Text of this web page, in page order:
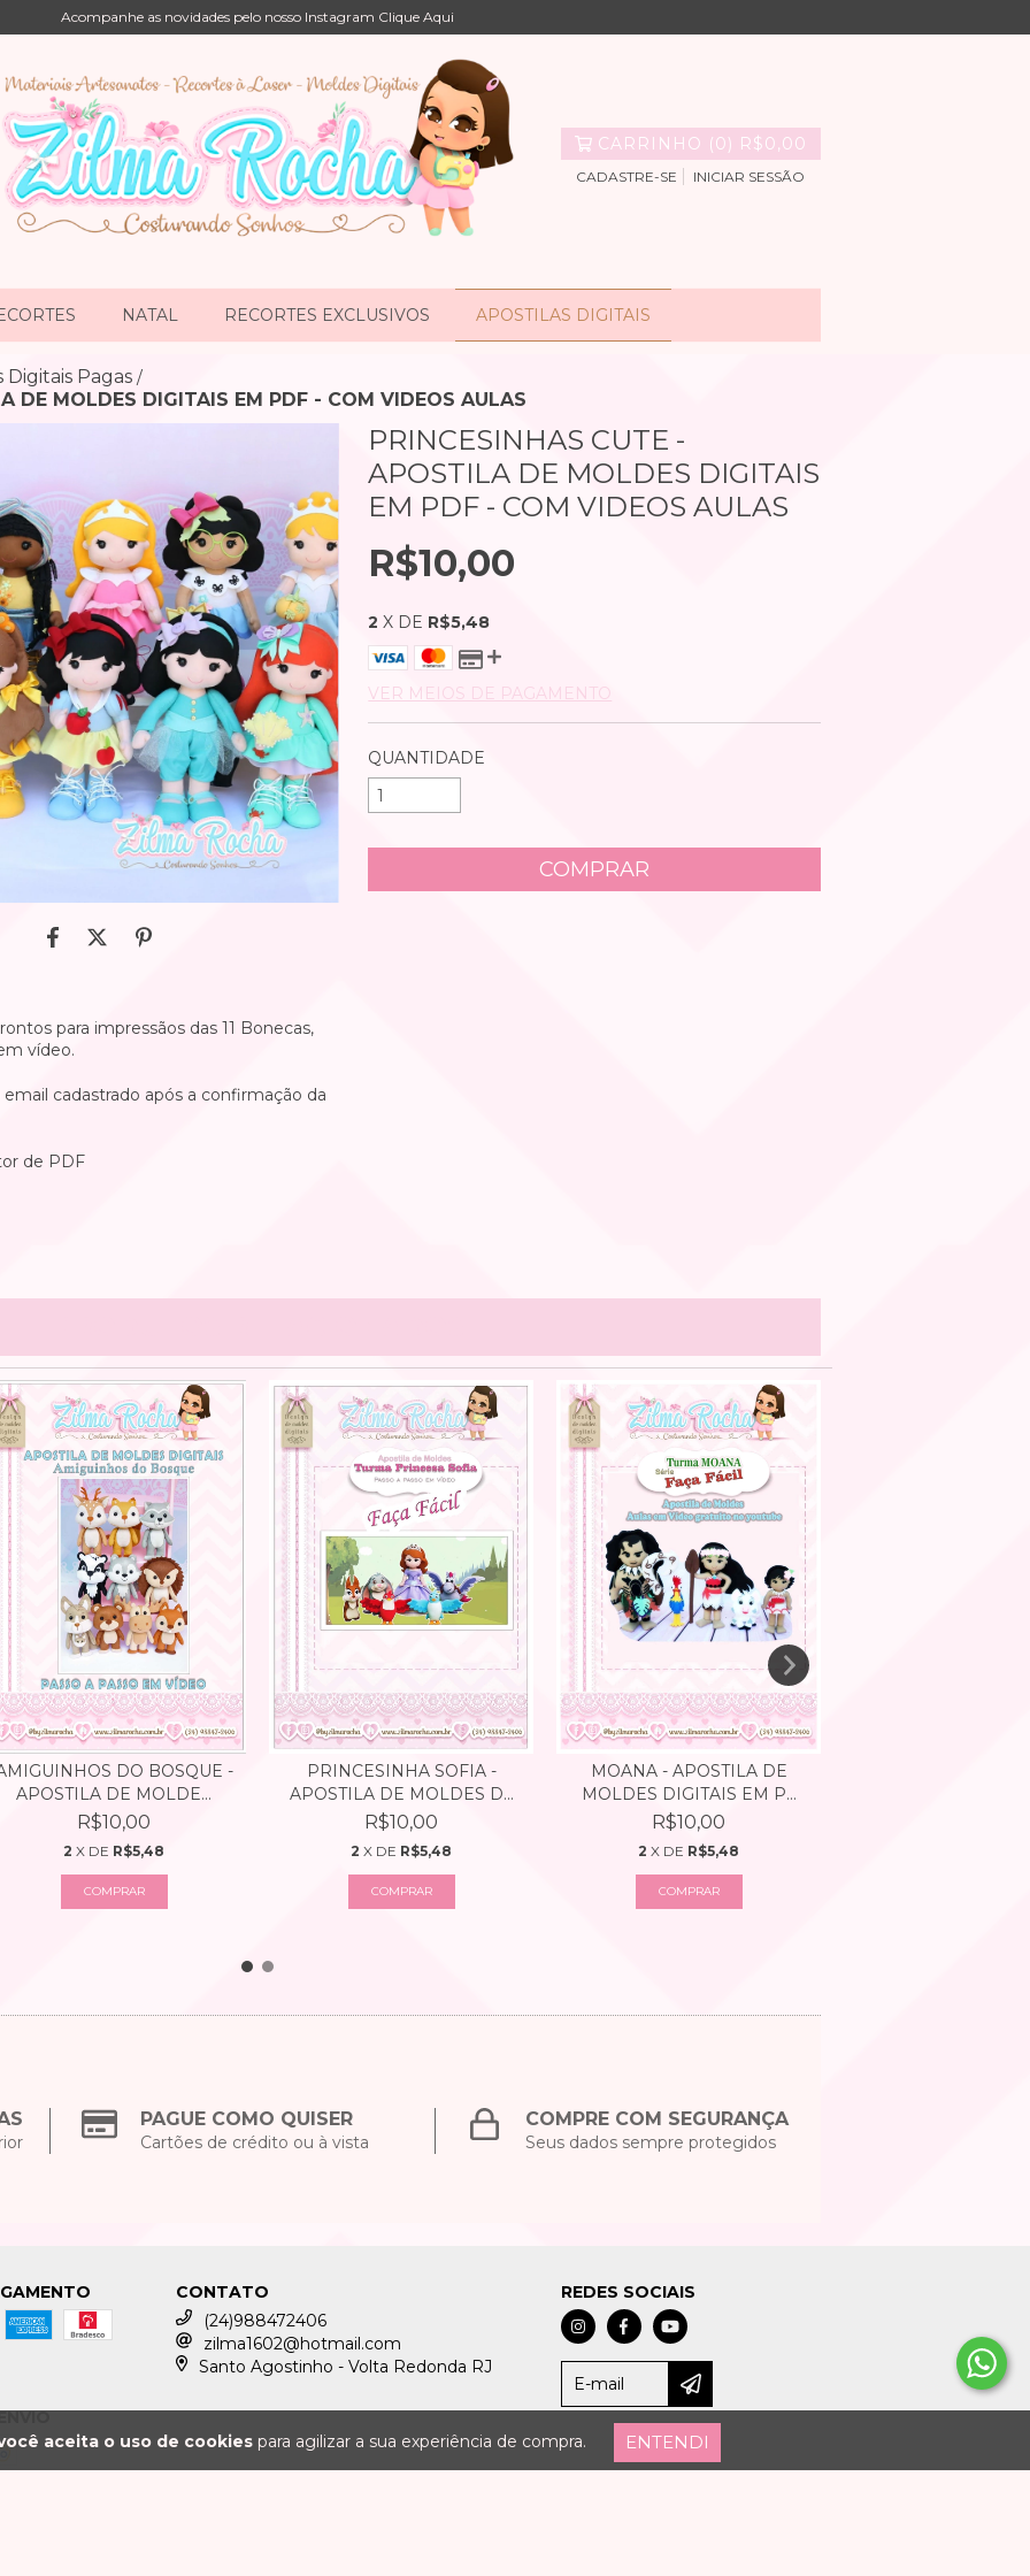
aceita o uso de cookiespara agilizar a sua experiência de compra. ENTENDI
Acompanhe as novidades pelo nosso Instagram Clique Aqui
CARRINHO (0) R$0,00
CADASTRE-SE INICIAR SESSÃO
NATAL RECORTES EXCLUSIVOS APOSTILAS DIGITAIS
Digitais Pagas /
DE MOLDES DIGITAIS EM PDF - COM VIDEOS AULAS
para impressãos das 11 Bonecas,
vídeo.
cadastrado após a confirmação da
de PDF
PRINCESINHAS CUTE -
APOSTILA DE MOLDES DIGITAIS
EM PDF - COM VIDEOS AULAS
R$10,00
2 X DE R$5,48
VER MEIOS DE PAGAMENTO
QUANTIDADE
DO BOSQUE -
APOSTILA DE MOLDE...
R$10,00
2 X DE R$5,48
PRINCESINHA SOFIA -
APOSTILA DE MOLDES D...
R$10,00
2 X DE R$5,48
MOANA - APOSTILA DE
MOLDES DIGITAIS EM P...
R$10,00
2 X DE R$5,48
PAGUE COMO QUISER
Cartões de crédito ou à vista
COMPRE COM SEGURANÇA
Seus dados sempre protegidos
CONTATO
(24)988472406
zilma1602@hotmail.com
Santo Agostinho - Volta Redonda RJ
REDES SOCIAIS